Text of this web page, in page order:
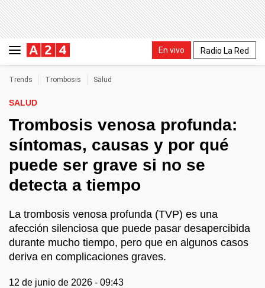
En vivo Radio La Red
Trends Trombosis Salud
SALUD
Trombosis venosa profunda:
síntomas, causas y por qué
puede ser grave si no se
detecta a tiempo
La trombosis venosa profunda (TVP) es una
afección silenciosa que puede pasar desapercibida
durante mucho tiempo, pero que en algunos casos
deriva en complicaciones graves.
12 de junio de 2026 - 09:43